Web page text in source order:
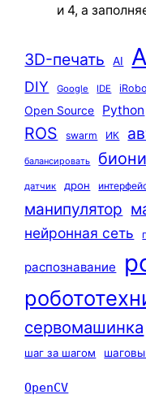
и 4, а
3D-печать AI
DIY Google IDE
Open Source Python
ROS swarm ИК
балансировать
датчик дрон
манипулятор
нейронная сеть
распознавание
сервомашинка
шаг за шагом
OpenCV